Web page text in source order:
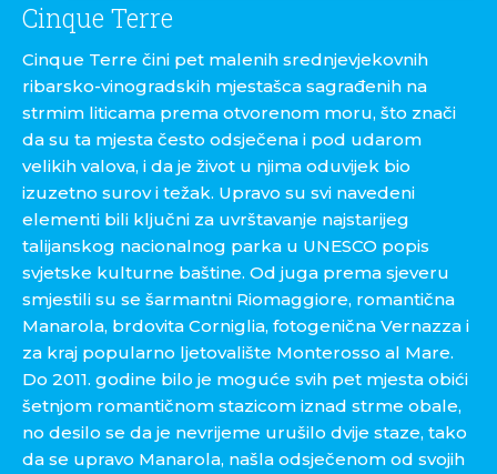
Cinque Terre
Cinque Terre čini pet malenih srednjevjekovnih
ribarsko-vinogradskih mjestašca sagrađenih na
strmim liticama prema otvorenom moru, što znači
da su ta mjesta često odsječena i pod udarom
velikih valova, i da je život u njima oduvijek bio
izuzetno surov i težak. Upravo su svi navedeni
elementi bili ključni za uvrštavanje najstarijeg
talijanskog nacionalnog parka u UNESCO popis
svjetske kulturne baštine. Od juga prema sjeveru
smjestili su se šarmantni Riomaggiore, romantična
Manarola, brdovita Corniglia, fotogenična Vernazza i
za kraj popularno ljetovalište Monterosso al Mare.
Do 2011. godine bilo je moguće svih pet mjesta obići
šetnjom romantičnom stazicom iznad strme obale,
no desilo se da je nevrijeme urušilo dvije staze, tako
da se upravo Manarola, našla odsječenom od svojih